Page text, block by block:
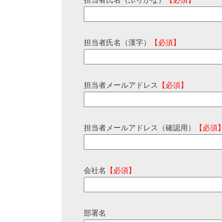
担当者氏名（漢字） 【必須】
担当者メールアドレス 【必須】
担当者メールアドレス（確認用） 【必須
会社名 【必須】
部署名